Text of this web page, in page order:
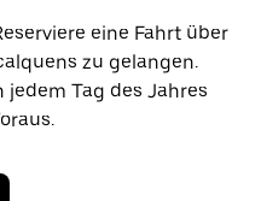
eine Fahrt über
zu gelangen.
jedem Tag des Jahres